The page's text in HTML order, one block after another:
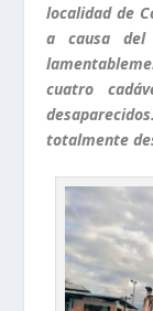
localidad de
a causa
cuatro
totalmente